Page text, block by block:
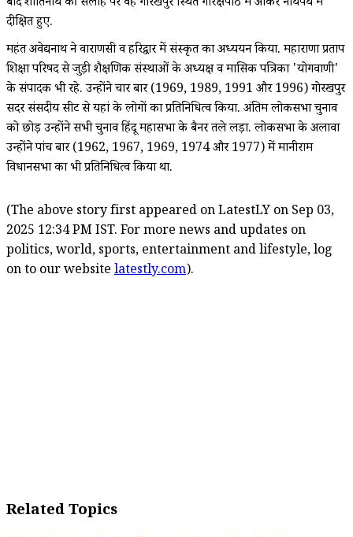
दीक्षित हुए.
महंत अवेद्यनाथ ने वाराणसी व हरिद्वार में संस्कृत का अध्ययन किया. महाराणा प्रताप
शिक्षा परिषद से जुड़ी शैक्षणिक संस्थाओं के अध्यक्ष व मासिक पत्रिका 'योगवाणी'
के संपादक भी रहे. उन्होंने चार बार (1969, 1989, 1991 और 1996) गोरखपुर
सदर संसदीय सीट से यहां के लोगों का प्रतिनिधित्व किया. अंतिम लोकसभा चुनाव
को छोड़ उन्होंने सभी चुनाव हिंदू महासभा के बैनर तले लड़ा. लोकसभा के अलावा
उन्होंने पांच बार (1962, 1967, 1969, 1974 और 1977) में मानीराम
विधानसभा का भी प्रतिनिधित्व किया था.
(The above story first appeared on LatestLY on Sep 03,
2025 12:34 PM IST. For more news and updates on
politics, world, sports, entertainment and lifestyle, log
on to our website latestly.com).
Related Topics